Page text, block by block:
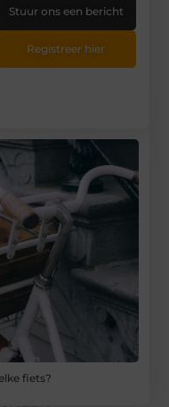
fiets?
Stuur ons een bericht
Registreer hier